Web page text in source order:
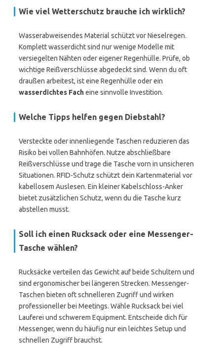
Wie viel Wetterschutz brauche ich wirklich?
Wasserabweisendes Material schützt vor Nieselregen.
Komplett wasserdicht sind nur wenige Modelle mit
versiegelten Nähten oder eigener Regenhülle. Prüfe, ob
wichtige Reißverschlüsse abgedeckt sind. Wenn du oft
draußen arbeitest, ist eine Regenhülle oder ein
wasserdichtes Facheine sinnvolle Investition.
Welche Tipps helfen gegen Diebstahl?
Versteckte oder innenliegende Taschen reduzieren das
Risiko bei vollen Bahnhöfen. Nutze abschließbare
Reißverschlüsse und trage die Tasche vorn in unsicheren
Situationen. RFID-Schutz schützt dein Kartenmaterial vor
kabellosem Auslesen. Ein kleiner Kabelschloss-Anker
bietet zusätzlichen Schutz, wenn du die Tasche kurz
abstellen musst.
Soll ich einen Rucksack oder eine Messenger-
Tasche wählen?
Rucksäcke verteilen das Gewicht auf beide Schultern und
sind ergonomischer bei längeren Strecken. Messenger-
Taschen bieten oft schnelleren Zugriff und wirken
professioneller bei Meetings. Wähle Rucksack bei viel
Lauferei und schwerem Equipment. Entscheide dich für
Messenger, wenn du häufig nur ein leichtes Setup und
schnellen Zugriff brauchst.